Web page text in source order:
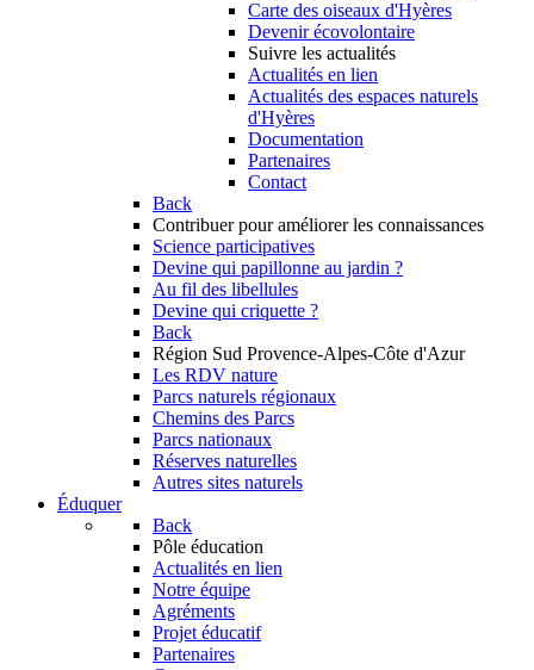
Carte des oiseaux d'Hyères
Devenir écovolontaire
Suivre les actualités
Actualités en lien
Actualités des espaces naturels
d'Hyères
Documentation
Partenaires
Contact
Back
Contribuer pour améliorer les connaissances
Science participatives
Devine qui papillonne au jardin ?
Au fil des libellules
Devine qui criquette ?
Back
Région Sud Provence-Alpes-Côte d'Azur
Les RDV nature
Parcs naturels régionaux
Chemins des Parcs
Parcs nationaux
Réserves naturelles
Autres sites naturels
Éduquer
Back
Pôle éducation
Actualités en lien
Notre équipe
Agréments
Projet éducatif
Partenaires